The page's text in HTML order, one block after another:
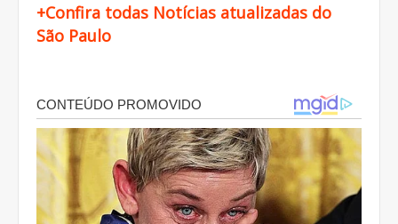
+Confira todas Notícias atualizadas do
São Paulo